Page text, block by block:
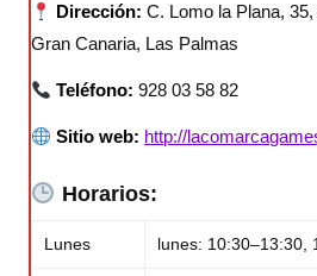
Dirección: C. Lomo la Plana,
Gran Canaria, Las Palmas
Teléfono: 928 03 58 82
Sitio web: http://
Horarios:
Lunes lunes: 10:30–13:30,